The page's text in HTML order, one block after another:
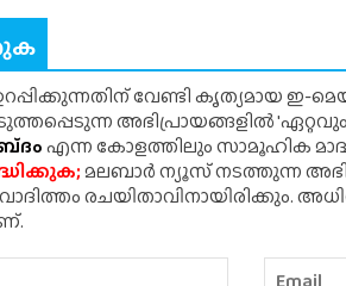
വേണ്ടി കൃത്യമായ ഇ-
അഭിപ്രായങ്ങളിൽ
എന്ന കോളത്തിലും സാമൂഹിക
മലബാർ ന്യൂസ് നടത്തുന്ന
രചയിതാവിനായിരിക്കും.